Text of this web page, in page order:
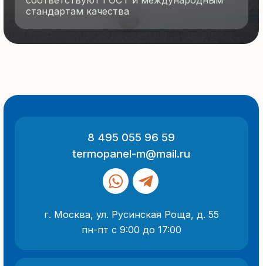
Разработка сайта
Политика конфиденциальности
характер и не являются публичной